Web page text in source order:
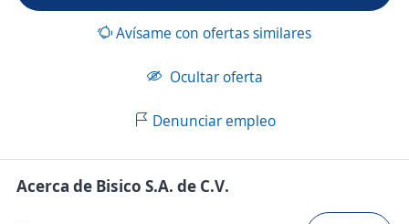
Avísame con ofertas similares
Ocultar oferta
Denunciar empleo
Acerca de Bisico S.A. de C.V.